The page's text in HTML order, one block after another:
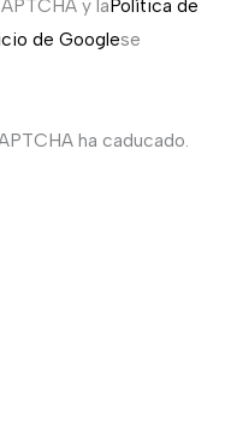
y laPolítica de
de Googlese
ha caducado.